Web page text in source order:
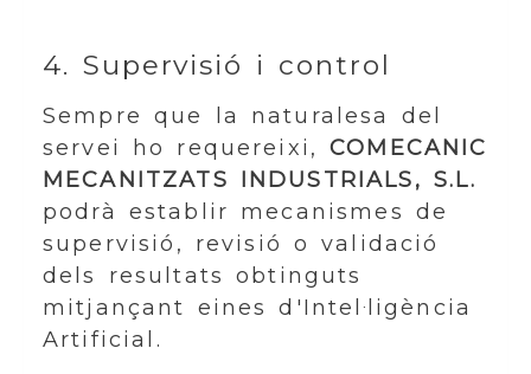
4. Supervisió i control
Sempre que la naturalesa del
servei ho requereixi,COMECANIC
MECANITZATS INDUSTRIALS, S.L.
podrà establir mecanismes de
supervisió, revisió o validació
dels resultats obtinguts
mitjançant eines d'Intel·ligència
Artificial.